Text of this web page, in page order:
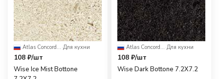
Atlas Concorde Russia ·Для кухни
108 ₽/шт
Wise Ice Mist Bottone
Atlas Concorde Russia ·Для кухни
108 ₽/шт
Wise Dark Bottone 7.2X7.2